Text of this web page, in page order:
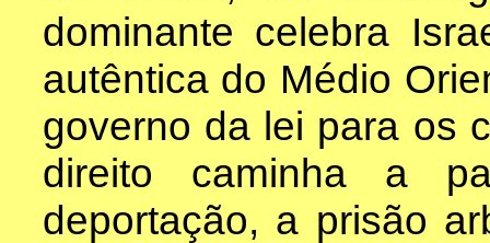
dominante celebra
autêntica do Médio
governo da lei para os
direito caminha a
deportação, a prisão